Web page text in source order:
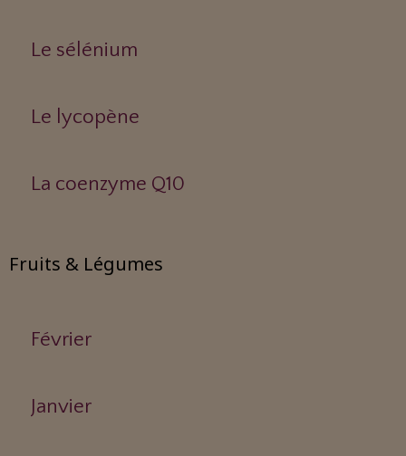
Le sélénium
Le lycopène
La coenzyme Q10
Fruits & Légumes
Février
Janvier